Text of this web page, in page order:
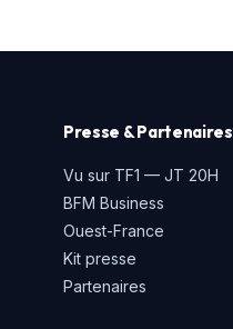
Presse & Partenaires
Vu sur TF1 — JT 20H
BFM Business
Ouest-France
Kit presse
Partenaires